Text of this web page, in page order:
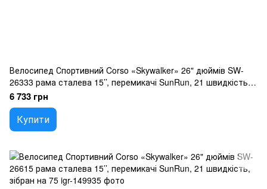
Велосипед Спортивний Corso «Skywalker» 26" дюймів SW-
26333 рама сталева 15’’, перемикачі SunRun, 21 швидкість,
зібран на 75
6 733 грн
Купити